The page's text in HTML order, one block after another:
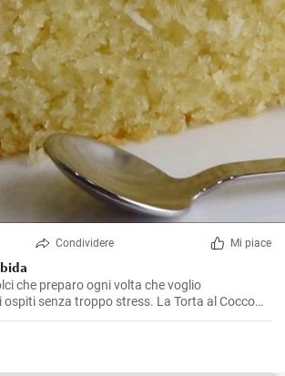
Condividere Mi piace
che preparo ogni volta che voglio
ospiti senza troppo stress. La Torta al Cocco
sapore esotico e dalla consistenza soffice
del cocco in modo eccezionale. La sua
semplicità e in un gusto autentico di cocco
e proprio inno a questo frutto. Io la adoro e